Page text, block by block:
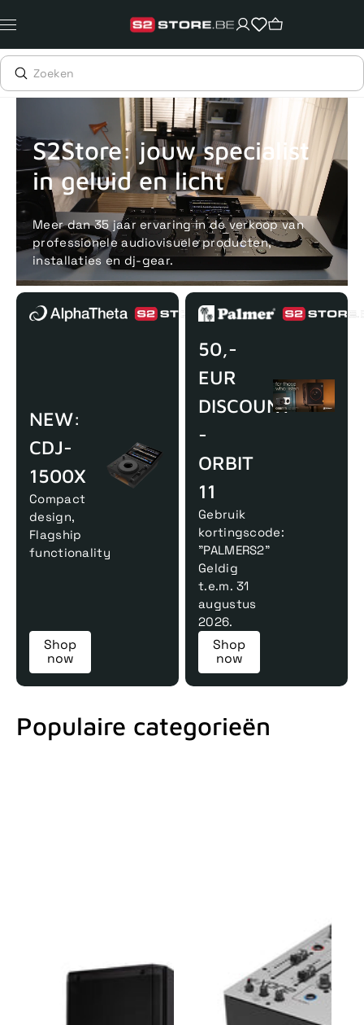
naar
content
Voor 15uur besteld, zelfde dag verstuurd Echte winkel +35
S2Store: jouw specialist
in geluid en licht
Meer dan 35 jaar ervaring in de verkoop van
professionele audiovisuele producten,
installaties en dj-gear.
NEW:
CDJ-
1500X
Compact
design,
Flagship
functionality
Shop
now
50,-
EUR
DISCOUNT
-
ORBIT
11
Gebruik
kortingscode:
"PALMERS2"
Geldig
t.e.m. 31
augustus
2026.
Shop
now
Populaire categorieën